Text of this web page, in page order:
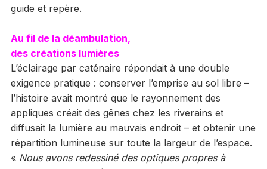
guide et repère.
Au fil de la déambulation,
des créations lumières
L’éclairage par caténaire répondait à une double
exigence pratique : conserver l’emprise au sol libre –
l’histoire avait montré que le rayonnement des
appliques créait des gênes chez les riverains et
diffusait la lumière au mauvais endroit – et obtenir une
répartition lumineuse sur toute la largeur de l’espace.
« Nous avons redessiné des optiques propres à